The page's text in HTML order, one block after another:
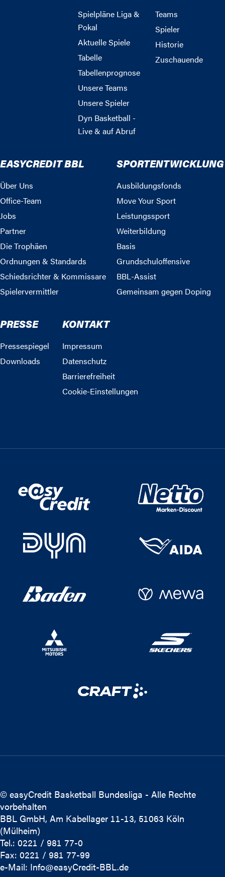
Spielpläne Liga &
Pokal
Aktuelle Spiele
Tabelle
Tabellenprognose
Unsere Teams
Unsere Spieler
Dyn Basketball -
Live & auf Abruf
Teams
Spieler
Historie
Zuschauende
EASYCREDIT BBL
Über Uns
Office-Team
Jobs
Partner
Die Trophäen
Ordnungen & Standards
Schiedsrichter & Kommissare
Spielervermittler
SPORTENTWICKLUNG
Ausbildungsfonds
Move Your Sport
Leistungssport
Weiterbildung
Basis
Grundschuloffensive
BBL-Assist
Gemeinsam gegen Doping
PRESSE
Pressespiegel
Downloads
KONTAKT
Impressum
Datenschutz
Barrierefreiheit
Cookie-Einstellungen
© easyCredit Basketball Bundesliga - Alle Rechte
vorbehalten
BBL GmbH, Am Kabellager 11-13, 51063 Köln
(Mülheim)
Tel.: 0221 / 981 77-0
Fax: 0221 / 981 77-99
e-Mail: Info@easyCredit-BBL.de